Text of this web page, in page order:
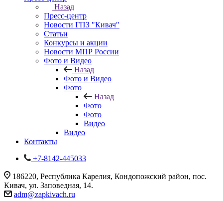
Назад
Пресс-центр
Новости ГПЗ "Кивач"
Статьи
Конкурсы и акции
Новости МПР России
Фото и Видео
Назад
Фото и Видео
Фото
Назад
Фото
Фото
Видео
Видео
Контакты
+7-8142-445033
186220, Республика Карелия, Кондопожский район, пос.
Кивач, ул. Заповедная, 14.
adm@zapkivach.ru